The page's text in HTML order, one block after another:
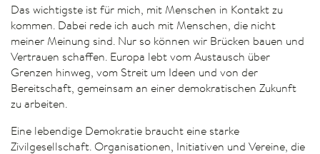
Das wichtigste ist für mich, mit Menschen in Kontakt zu
kommen. Dabei rede ich auch mit Menschen, die nicht
meiner Meinung sind. Nur so können wir Brücken bauen und
Vertrauen schaffen. Europa lebt vom Austausch über
Grenzen hinweg, vom Streit um Ideen und von der
Bereitschaft, gemeinsam an einer demokratischen Zukunft
zu arbeiten.
Eine lebendige Demokratie braucht eine starke
Zivilgesellschaft. Organisationen, Initiativen und Vereine, die